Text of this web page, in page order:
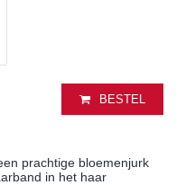
BESTEL
prachtige bloemenjurk
in het haar